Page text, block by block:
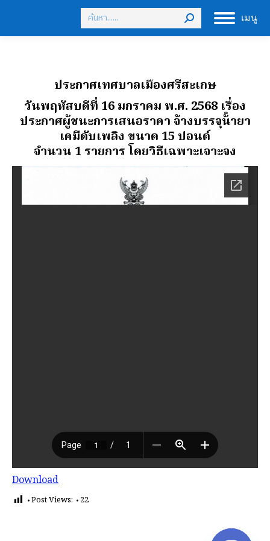
เมนู
Search:
ประกาศเทศบาลเมืองศรีสะเกษ
วันพฤหัสบดีที่ 16 มกราคม พ.ศ. 2568 เรื่อง
ประกาศผู้ชนะการเสนอราคา จ้างบรรจุน้ํายา
เคมีดับเพลิง ขนาด 15 ปอนด์
จํานวน 1 รายการ โดยวิธีเฉพาะเจาะจง
Download
Post Views: 22